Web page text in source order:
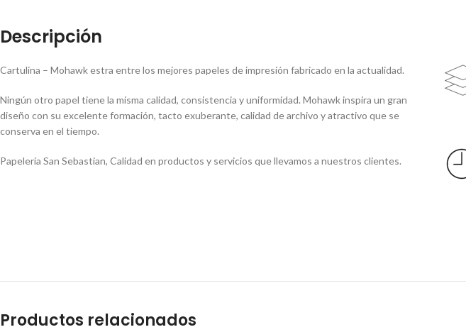
Descripción
Cartulina – Mohawk estra entre los mejores papeles de impresión fabricado en la actualidad.
Ningún otro papel tiene la misma calidad, consistencia y uniformidad. Mohawk inspira un gran
diseño con su excelente formación, tacto exuberante, calidad de archivo y atractivo que se
conserva en el tiempo.
Papelería San Sebastian, Calidad en productos y servicios que llevamos a nuestros clientes.
Productos relacionados